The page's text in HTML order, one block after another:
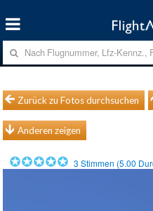
Zurück zu Fotos durchsuchen
Anderen zeigen
3 Stimmen (5.00